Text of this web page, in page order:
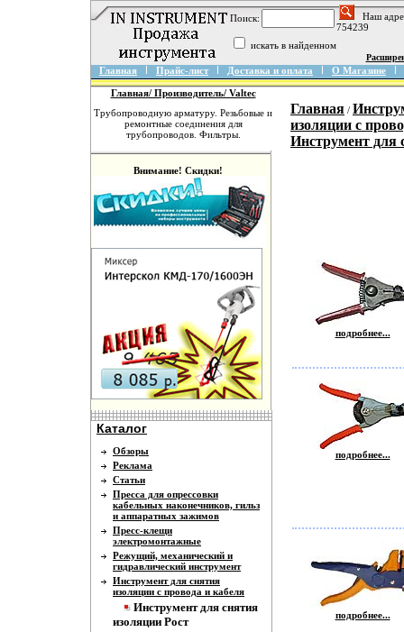
Поиск:
Наш
754239
искать в найденном
Главная Прайс-лист Доставка и оплата О Магазине
Главная/ Производитель/ Valtec
Трубопроводную арматуру. Резьбовые и
ремонтные соединения для
трубопроводов. Фильтры.
Внимание! Скидки!
Каталог
Обзоры
Реклама
Статьи
Пресса для опрессовки
кабельных наконечников, гильз
и аппаратных зажимов
Пресс-клещи
электромонтажные
Режущий, механический и
гидравлический инструмент
Инструмент для снятия
изоляции с провода и кабеля
Инструмент для снятия
изоляции Рост
Главная /
изоляции с
Инструмент для
подробнее...
подробнее...
подробнее...